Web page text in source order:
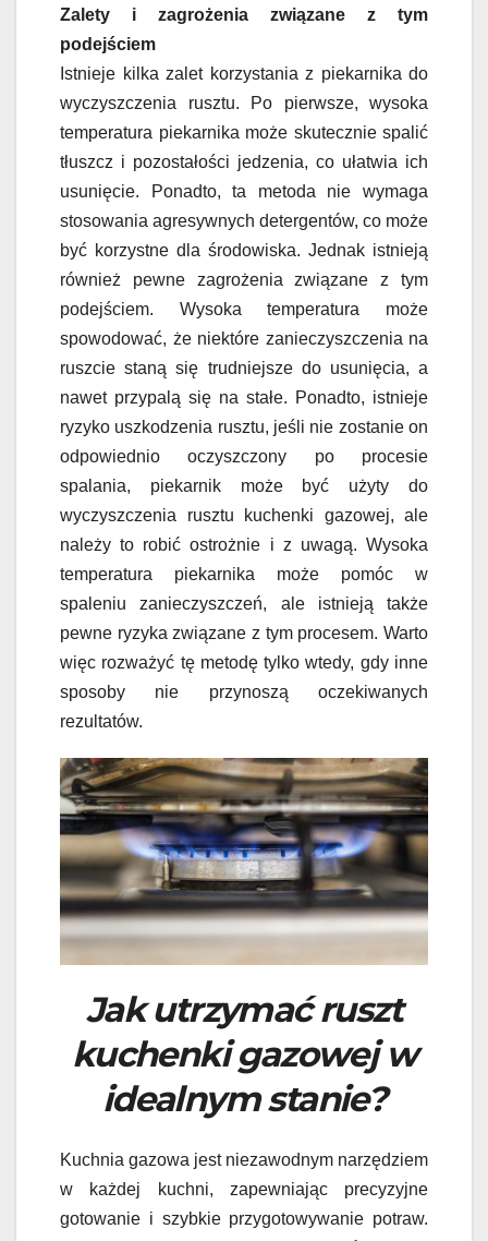
Zalety i zagrożenia związane z tym
podejściem
Istnieje kilka zalet korzystania z piekarnika do
wyczyszczenia rusztu. Po pierwsze, wysoka
temperatura piekarnika może skutecznie spalić
tłuszcz i pozostałości jedzenia, co ułatwia ich
usunięcie. Ponadto, ta metoda nie wymaga
stosowania agresywnych detergentów, co może
być korzystne dla środowiska. Jednak istnieją
również pewne zagrożenia związane z tym
podejściem. Wysoka temperatura może
spowodować, że niektóre zanieczyszczenia na
ruszcie staną się trudniejsze do usunięcia, a
nawet przypalą się na stałe. Ponadto, istnieje
ryzyko uszkodzenia rusztu, jeśli nie zostanie on
odpowiednio oczyszczony po procesie
spalania, piekarnik może być użyty do
wyczyszczenia rusztu kuchenki gazowej, ale
należy to robić ostrożnie i z uwagą. Wysoka
temperatura piekarnika może pomóc w
spaleniu zanieczyszczeń, ale istnieją także
pewne ryzyka związane z tym procesem. Warto
więc rozważyć tę metodę tylko wtedy, gdy inne
sposoby nie przynoszą oczekiwanych
rezultatów.
Jak utrzymać ruszt
kuchenki gazowej w
idealnym stanie?
Kuchnia gazowa jest niezawodnym narzędziem
w każdej kuchni, zapewniając precyzyjne
gotowanie i szybkie przygotowywanie potraw.